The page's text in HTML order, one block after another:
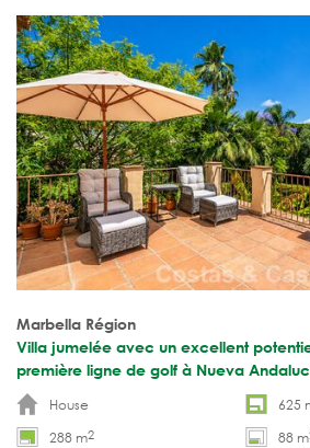
Marbella Région
Villa jumelée avec un excellent
première ligne de golf à Nueva
House
625
288 m2 88 m